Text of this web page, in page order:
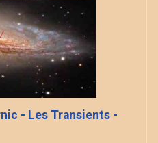
- Les Transients -